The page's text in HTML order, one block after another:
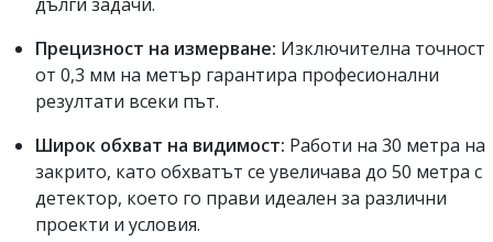
Прецизност на измерване: Изключителна точност
от 0,3 мм на метър гарантира професионални
резултати всеки път.
Широк обхват на видимост: Работи на 30 метра на
закрито, като обхватът се увеличава до 50 метра с
детектор, което го прави идеален за различни
проекти и условия.